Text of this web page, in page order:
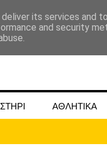
ΑΘΛΗΤΙΚΑ
its services and
and security